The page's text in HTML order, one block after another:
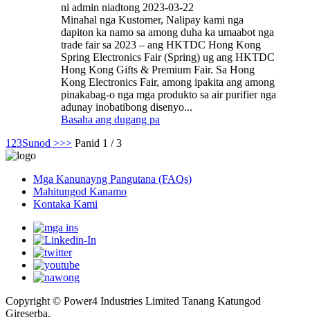
ni admin niadtong 2023-03-22
Minahal nga Kustomer, Nalipay kami nga
dapiton ka namo sa among duha ka umaabot nga
trade fair sa 2023 – ang HKTDC Hong Kong
Spring Electronics Fair (Spring) ug ang HKTDC
Hong Kong Gifts & Premium Fair. Sa Hong
Kong Electronics Fair, among ipakita ang among
pinakabag-o nga mga produkto sa air purifier nga
adunay inobatibong disenyo...
Basaha ang dugang pa
1 23Sunod >>> Panid 1 / 3
Mga Kanunayng Pangutana (FAQs)
Mahitungod Kanamo
Kontaka Kami
Copyright © Power4 Industries Limited Tanang Katungod
Gireserba.